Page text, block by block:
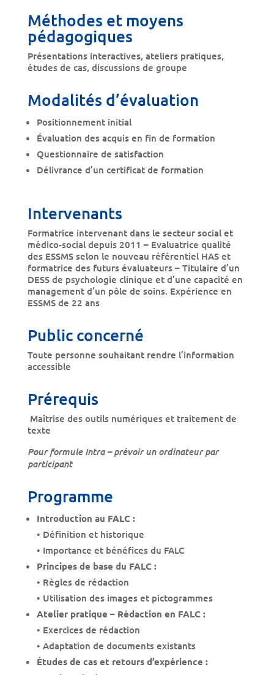
Méthodes et moyens
pédagogiques
Présentations interactives, ateliers pratiques,
études de cas, discussions de groupe
Modalités d’évaluation
Positionnement initial
Évaluation des acquis en fin de formation
Questionnaire de satisfaction
Délivrance d’un certificat de formation
Intervenants
Formatrice intervenant dans le secteur social et
médico-social depuis 2011 – Evaluatrice qualité
des ESSMS selon le nouveau référentiel HAS et
formatrice des futurs évaluateurs – Titulaire d’un
DESS de psychologie clinique et d’une capacité en
management d’un pôle de soins. Expérience en
ESSMS de 22 ans
Public concerné
Toute personne souhaitant rendre l’information
accessible
Prérequis
Maîtrise des outils numériques et traitement de
texte
Pour formule Intra – prévoir un ordinateur par
participant
Programme
Introduction au FALC :
• Définition et historique
• Importance et bénéfices du FALC
Principes de base du FALC :
• Règles de rédaction
• Utilisation des images et pictogrammes
Atelier pratique – Rédaction en FALC :
• Exercices de rédaction
• Adaptation de documents existants
Études de cas et retours d’expérience :